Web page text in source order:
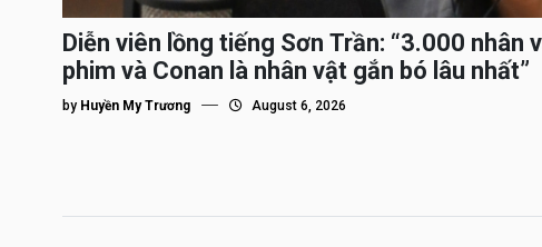
Diễn viên lồng tiếng Sơn Trần: “3.000 nhân
phim và Conan là nhân vật gắn bó lâu nhất”
by Huyền My Trương August 6, 2026